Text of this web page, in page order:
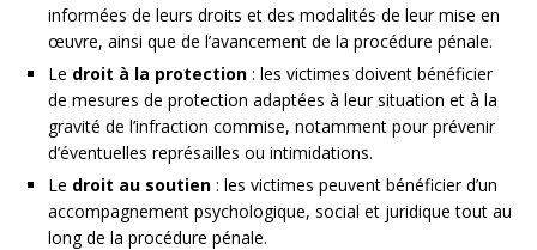
informées de leurs droits et des modalités de leur mise en
œuvre, ainsi que de l’avancement de la procédure pénale.
Le droit à la protection : les victimes doivent bénéficier
de mesures de protection adaptées à leur situation et à la
gravité de l’infraction commise, notamment pour prévenir
d’éventuelles représailles ou intimidations.
Le droit au soutien : les victimes peuvent bénéficier d’un
accompagnement psychologique, social et juridique tout au
long de la procédure pénale.